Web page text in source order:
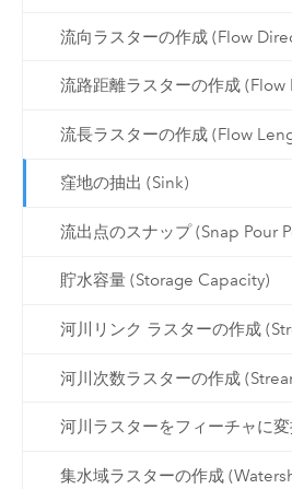
流向ラスターの作成 (Flow
流路距離ラスターの作成 (Flow
流長ラスターの作成 (Flow
窪地の抽出 (Sink)
流出点のスナップ (Snap Pour
貯水容量 (Storage Capacity)
河川リンク ラスターの作成
河川次数ラスターの作成
河川ラスターをフィーチャに
集水域ラスターの作成